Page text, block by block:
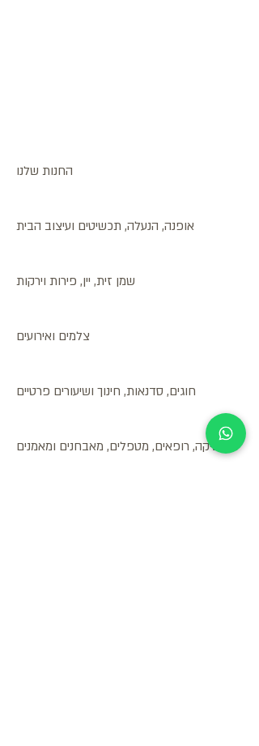
החנות שלנו
אופנה, הנעלה, תכשיטים ועיצוב הבית
שמן זית, יין, פירות וירקות
צלמים ואירועים
חוגים, סדנאות, חינוך ושיעורים פרטיים
אופטיקה, רופאים, מטפלים, מאבחנים ומאמנים